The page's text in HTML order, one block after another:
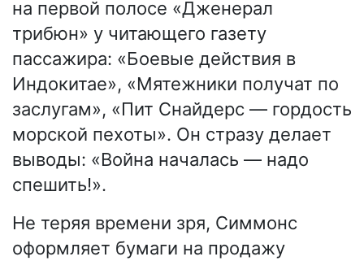
на первой полосе «Дженерал
трибюн» у читающего газету
пассажира: «Боевые действия в
Индокитае», «Мятежники получат по
заслугам», «Пит Снайдерс — гордость
морской пехоты». Он стразу делает
выводы: «Война началась — надо
спешить!».
Не теряя времени зря, Симмонс
оформляет бумаги на продажу